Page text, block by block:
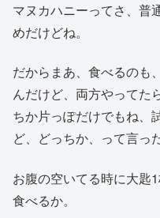
マヌカハニーってさ、普
めだけどね。
だからまあ、食べるのも
んだけど、両方やってた
ちか片っぽだけでもね、
ど、どっちか、って言っ
お腹の空いてる時に大匙
食べるか。